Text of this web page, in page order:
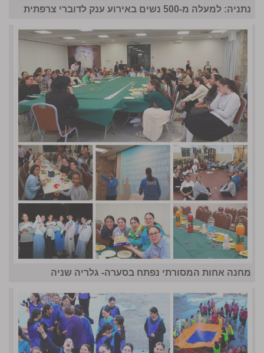
נתניה: למעלה מ-500 נשים באירוע ענק לדוברי צרפתית
מחנה אחות המסורתי נפתח בסערה- גלריה שניה